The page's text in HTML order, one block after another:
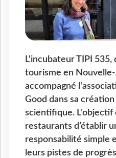
L'incubateur TIPI
tourisme en
accompagné
Good dans sa
scientifique. L'objectif
restaurants d’établir
responsabilité simple
leurs pistes de progrès